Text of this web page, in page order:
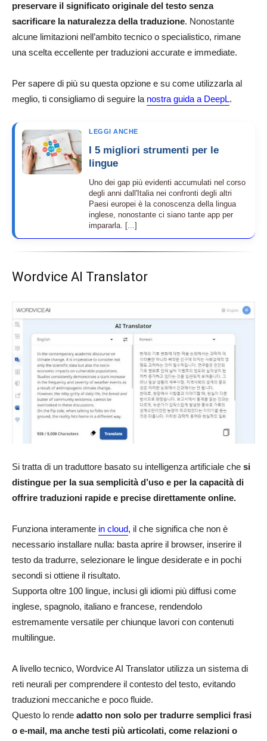
preservare il significato originale del testo senza
sacrificare la naturalezza della traduzione. Nonostante
alcune limitazioni nell’ambito tecnico o specialistico, rimane
una scelta eccellente per traduzioni accurate e immediate.
Per sapere di più su questa opzione e su come utilizzarla al
meglio, ti consigliamo di seguire la nostra guida a DeepL.
LEGGI ANCHE
I 5 migliori strumenti per le
lingue
Uno dei gap più evidenti accumulati nel corso
degli anni dall'Italia nei confronti degli altri
Paesi europei è la conoscenza della lingua
inglese, nonostante ci siano tante app per
impararla. [...]
Wordvice AI Translator
Si tratta di un traduttore basato su intelligenza artificiale che si
distingue per la sua semplicità d’uso e per la capacità di
offrire traduzioni rapide e precise direttamente online.
Funziona interamente in cloud, il che significa che non è
necessario installare nulla: basta aprire il browser, inserire il
testo da tradurre, selezionare le lingue desiderate e in pochi
secondi si ottiene il risultato.
Supporta oltre 100 lingue, inclusi gli idiomi più diffusi come
inglese, spagnolo, italiano e francese, rendendolo
estremamente versatile per chiunque lavori con contenuti
multilingue.
A livello tecnico, Wordvice AI Translator utilizza un sistema di
reti neurali per comprendere il contesto del testo, evitando
traduzioni meccaniche e poco fluide.
Questo lo rende adatto non solo per tradurre semplici frasi
o e-mail, ma anche testi più articolati, come relazioni o